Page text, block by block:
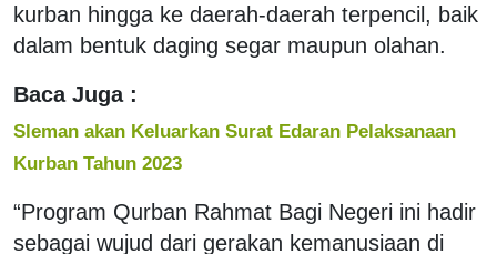
kurban hingga ke daerah-daerah terpencil, baik
dalam bentuk daging segar maupun olahan.
Baca Juga :
Sleman akan Keluarkan Surat Edaran Pelaksanaan
Kurban Tahun 2023
“Program Qurban Rahmat Bagi Negeri ini hadir
sebagai wujud dari gerakan kemanusiaan di